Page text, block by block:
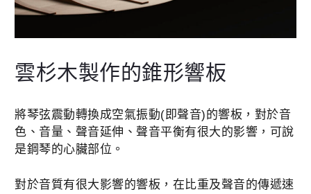
雲杉木製作的錐形響板
將琴弦震動轉換成空氣振動(即聲音)的響板，對於音
色、音量、聲音延伸、聲音平衡有很大的影響，可說
是鋼琴的心臟部位。
對於音質有很大影響的響板，在比重及聲音的傳遞速